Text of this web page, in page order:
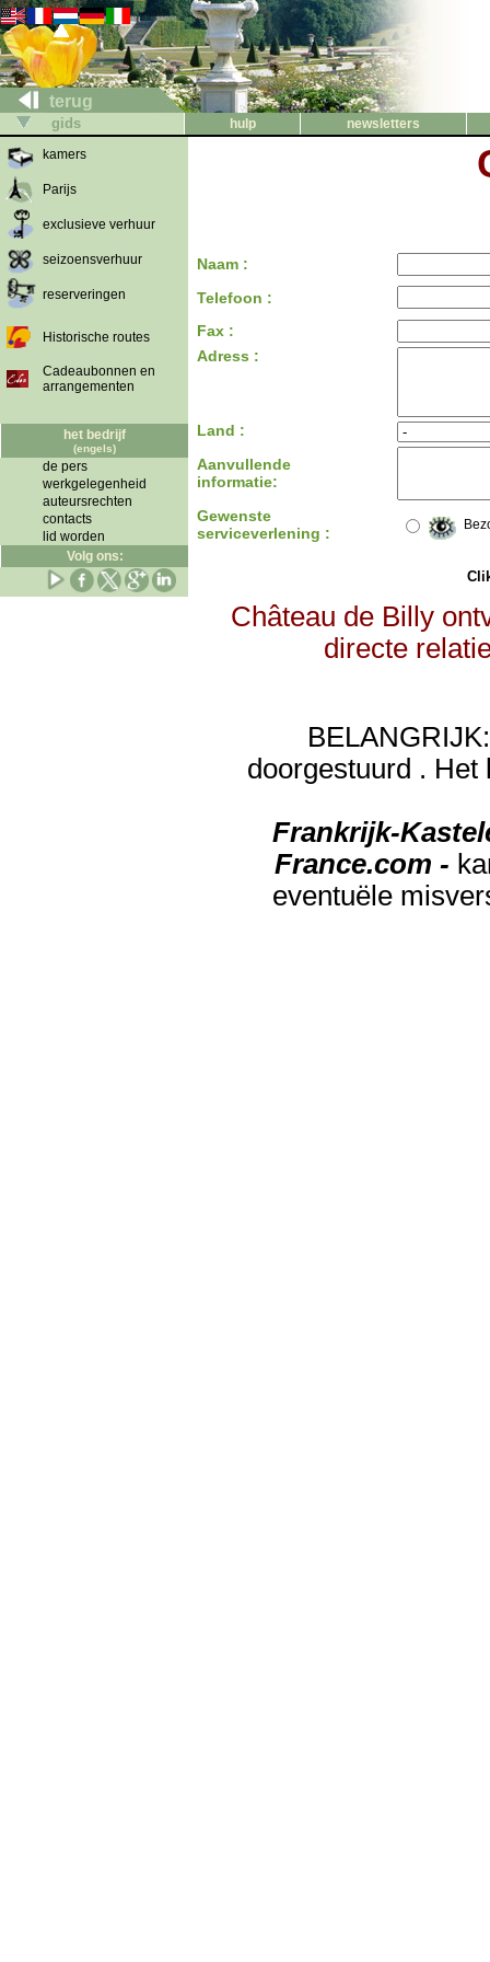
terug
gids hulp
newsletters
kamers
Parijs
exclusieve verhuur
seizoensverhuur
reserveringen
Historische routes
Cadeaubonnen en
arrangementen
het bedrijf
(engels)
de pers
werkgelegenheid
auteursrechten
contacts
lid worden
Volg ons:
Naam :
Telefoon :
Fax :
Adress :
Land :
Aanvullende
informatie:
Gewenste
serviceverlening :
Château de Billy
directe
doorgestuurd . Het
Frankrijk-
France.com -
eventuële